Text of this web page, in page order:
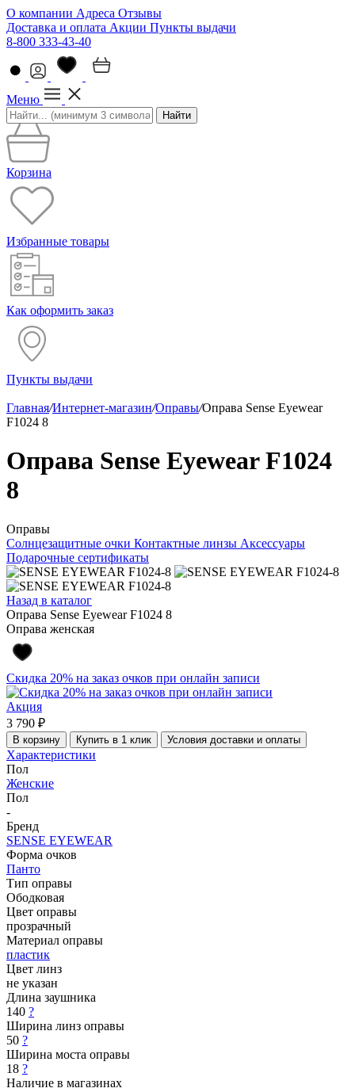
О компании Адреса Отзывы
Доставка и оплата Акции Пункты выдачи
8-800 333-43-40
Меню
Найти
Корзина
Избранные товары
Как оформить заказ
Пункты выдачи
Главная/Интернет-магазин/Оправы/Оправа Sense Eyewear
F1024 8
Оправа Sense Eyewear F1024
8
Оправы
Солнцезащитные очки Контактные линзы Аксессуары
Подарочные сертификаты
Назад в каталог
Оправа Sense Eyewear F1024 8
Оправа женская
Скидка 20% на заказ очков при онлайн записи
Акция
3 790 ₽
В корзину Купить в 1 клик Условия доставки и оплаты
Характеристики
Пол
Женские
Пол
-
Бренд
SENSE EYEWEAR
Форма очков
Панто
Тип оправы
Ободковая
Цвет оправы
прозрачный
Материал оправы
пластик
Цвет линз
не указан
Длина заушника
140 ?
Ширина линз оправы
50 ?
Ширина моста оправы
18 ?
Наличие в магазинах